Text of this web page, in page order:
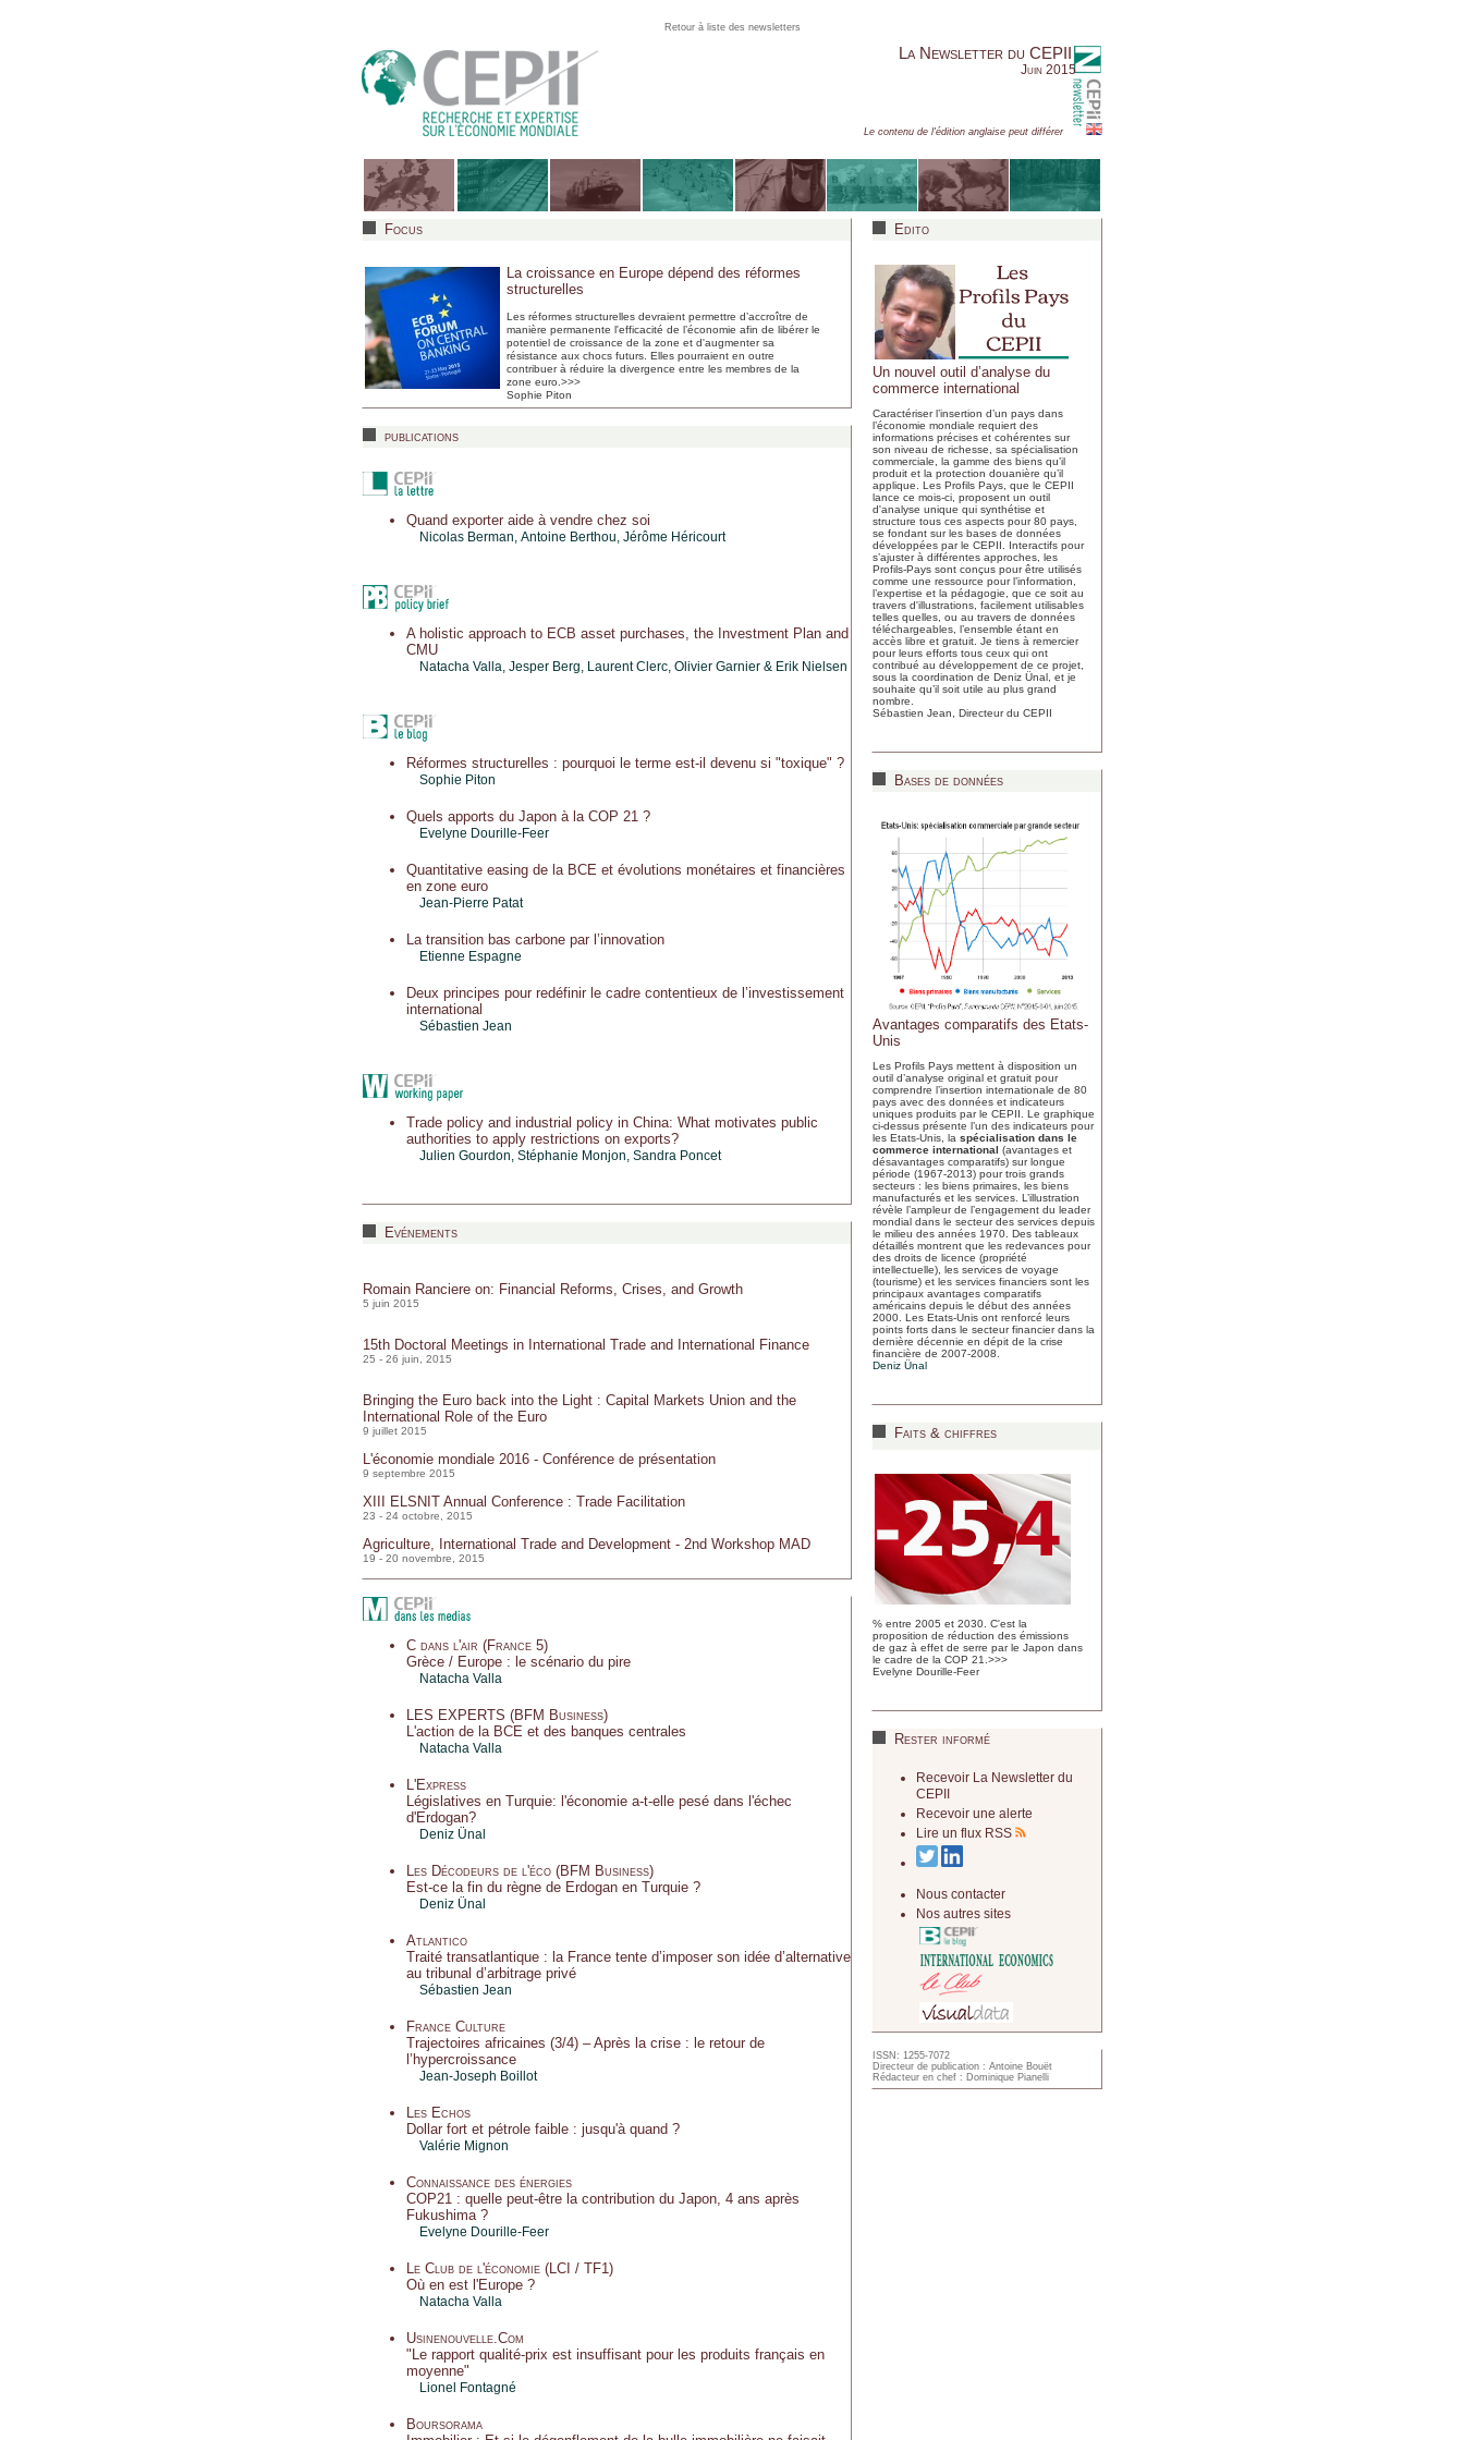
Retour à liste des newsletters
La Newsletter du CEPII
Juin 2015
Le contenu de l'édition anglaise peut différer
Focus
La croissance en Europe dépend des réformes
structurelles
Les réformes structurelles devraient permettre d’accroître de
manière permanente l'efficacité de l’économie afin de libérer le
potentiel de croissance de la zone et d'augmenter sa
résistance aux chocs futurs. Elles pourraient en outre
contribuer à réduire la divergence entre les membres de la
zone euro. >>>
Sophie Piton
publications
Quand exporter aide à vendre chez soi
Nicolas Berman, Antoine Berthou, Jérôme Héricourt
A holistic approach to ECB asset purchases, the Investment Plan and
CMU
Natacha Valla, Jesper Berg, Laurent Clerc, Olivier Garnier & Erik Nielsen
Réformes structurelles : pourquoi le terme est-il devenu si "toxique" ?
Sophie Piton
Quels apports du Japon à la COP 21 ?
Evelyne Dourille-Feer
Quantitative easing de la BCE et évolutions monétaires et financières
en zone euro
Jean-Pierre Patat
La transition bas carbone par l’innovation
Etienne Espagne
Deux principes pour redéfinir le cadre contentieux de l’investissement
international
Sébastien Jean
Trade policy and industrial policy in China: What motivates public
authorities to apply restrictions on exports?
Julien Gourdon, Stéphanie Monjon, Sandra Poncet
Evénements
Romain Ranciere on: Financial Reforms, Crises, and Growth
5 juin 2015
15th Doctoral Meetings in International Trade and International Finance
25 - 26 juin, 2015
Bringing the Euro back into the Light : Capital Markets Union and the
International Role of the Euro
9 juillet 2015
L'économie mondiale 2016 - Conférence de présentation
9 septembre 2015
XIII ELSNIT Annual Conference : Trade Facilitation
23 - 24 octobre, 2015
Agriculture, International Trade and Development - 2nd Workshop MAD
19 - 20 novembre, 2015
C dans l'air (France 5)
Grèce / Europe : le scénario du pire
Natacha Valla
LES EXPERTS (BFM Business)
L'action de la BCE et des banques centrales
Natacha Valla
L'Express
Législatives en Turquie: l'économie a-t-elle pesé dans l'échec
d'Erdogan?
Deniz Ünal
Les Décodeurs de l'éco (BFM Business)
Est-ce la fin du règne de Erdogan en Turquie ?
Deniz Ünal
Atlantico
Traité transatlantique : la France tente d’imposer son idée d’alternative
au tribunal d’arbitrage privé
Sébastien Jean
France Culture
Trajectoires africaines (3/4) – Après la crise : le retour de
l’hypercroissance
Jean-Joseph Boillot
Les Echos
Dollar fort et pétrole faible : jusqu'à quand ?
Valérie Mignon
Connaissance des énergies
COP21 : quelle peut-être la contribution du Japon, 4 ans après
Fukushima ?
Evelyne Dourille-Feer
Le Club de l'économie (LCI / TF1)
Où en est l'Europe ?
Natacha Valla
Usinenouvelle.Com
"Le rapport qualité-prix est insuffisant pour les produits français en
moyenne"
Lionel Fontagné
Boursorama
Edito
Un nouvel outil d’analyse du
commerce international
Caractériser l’insertion d’un pays dans
l’économie mondiale requiert des
informations précises et cohérentes sur
son niveau de richesse, sa spécialisation
commerciale, la gamme des biens qu’il
produit et la protection douanière qu’il
applique. Les Profils Pays, que le CEPII
lance ce mois-ci, proposent un outil
d'analyse unique qui synthétise et
structure tous ces aspects pour 80 pays,
se fondant sur les bases de données
développées par le CEPII. Interactifs pour
s’ajuster à différentes approches, les
Profils-Pays sont conçus pour être utilisés
comme une ressource pour l’information,
l’expertise et la pédagogie, que ce soit au
travers d'illustrations, facilement utilisables
telles quelles, ou au travers de données
téléchargeables, l’ensemble étant en
accès libre et gratuit. Je tiens à remercier
pour leurs efforts tous ceux qui ont
contribué au développement de ce projet,
sous la coordination de Deniz Ünal, et je
souhaite qu’il soit utile au plus grand
nombre.
Sébastien Jean, Directeur du CEPII
Bases de données
Avantages comparatifs des Etats-
Unis
Les Profils Pays mettent à disposition un
outil d’analyse original et gratuit pour
comprendre l’insertion internationale de 80
pays avec des données et indicateurs
uniques produits par le CEPII. Le graphique
ci-dessus présente l’un des indicateurs pour
les Etats-Unis, la spécialisation dans le
commerce international (avantages et
désavantages comparatifs) sur longue
période (1967-2013) pour trois grands
secteurs : les biens primaires, les biens
manufacturés et les services. L’illustration
révèle l’ampleur de l’engagement du leader
mondial dans le secteur des services depuis
le milieu des années 1970. Des tableaux
détaillés montrent que les redevances pour
des droits de licence (propriété
intellectuelle), les services de voyage
(tourisme) et les services financiers sont les
principaux avantages comparatifs
américains depuis le début des années
2000. Les Etats-Unis ont renforcé leurs
points forts dans le secteur financier dans la
dernière décennie en dépit de la crise
financière de 2007-2008.
Deniz Ünal
Faits & chiffres
% entre 2005 et 2030. C'est la
proposition de réduction des émissions
de gaz à effet de serre par le Japon dans
le cadre de la COP 21. >>>
Evelyne Dourille-Feer
Rester informé
Recevoir La Newsletter du
CEPII
Recevoir une alerte
Lire un flux RSS
Nous contacter
Nos autres sites
ISSN: 1255-7072
Directeur de publication : Antoine Bouët
Rédacteur en chef : Dominique Pianelli